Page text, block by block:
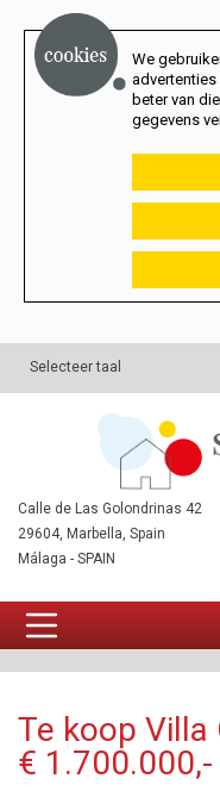
We
advertenties
beter van
gegevens
Selecteer taal
Calle de Las Golondrinas 42
29604, Marbella, Spain
Málaga - SPAIN
Te koop Villa
€ 1.700.000,-